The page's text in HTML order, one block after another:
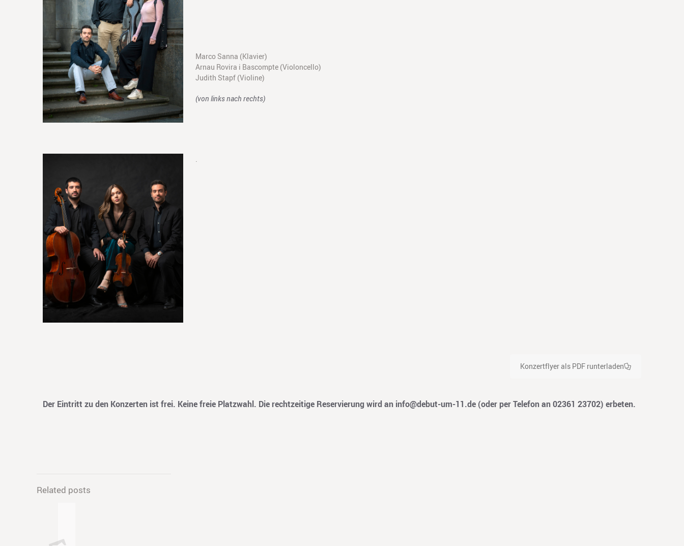
Marco Sanna (Klavier)
Arnau Rovira i Bascompte (Violoncello)
Judith Stapf (Violine)
(von links nach rechts)
.
Konzertflyer als PDF runterladen
Der Eintritt zu den Konzerten ist frei. Keine freie Platzwahl. Die rechtzeitige Reservierung wird an info@debut-um-11.de (oder per Telefon an 02361 23702) erbeten.
Related posts